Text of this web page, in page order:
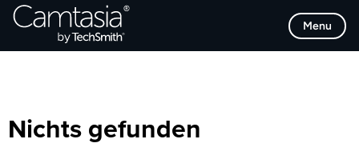
Direkt
zum
Menu
Browse Categories
Nichts gefunden